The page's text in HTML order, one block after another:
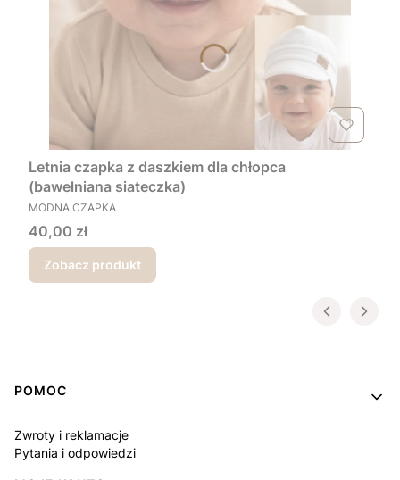
Letnia czapka z daszkiem dla chłopca
(bawełniana siateczka)
PRODUCENT
MODNA CZAPKA
Cena
40,00 zł
Zobacz produkt
Linki w stopce
POMOC
Zwroty i reklamacje
Pytania i odpowiedzi